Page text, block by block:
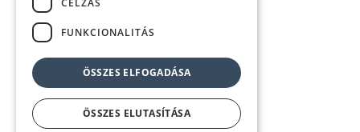
FUNKCIONALITÁS
ÖSSZES ELFOGADÁSA
ÖSSZES ELUTASÍTÁSA